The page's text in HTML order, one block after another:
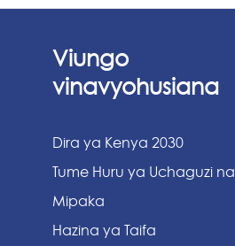
Viungo
vinavyohusiana
Dira ya Kenya 2030
Tume Huru ya Uchaguzi na
Mipaka
Hazina ya Taifa